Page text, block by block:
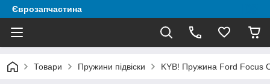
Єврозапчастина
Товари Пружини підвіски KYB! Пружина Ford Focus